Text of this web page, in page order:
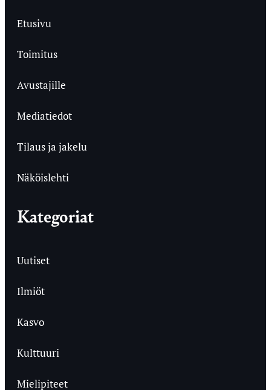
Etusivu
Toimitus
Avustajille
Mediatiedot
Tilaus ja jakelu
Näköislehti
Kategoriat
Uutiset
Ilmiöt
Kasvo
Kulttuuri
Mielipiteet